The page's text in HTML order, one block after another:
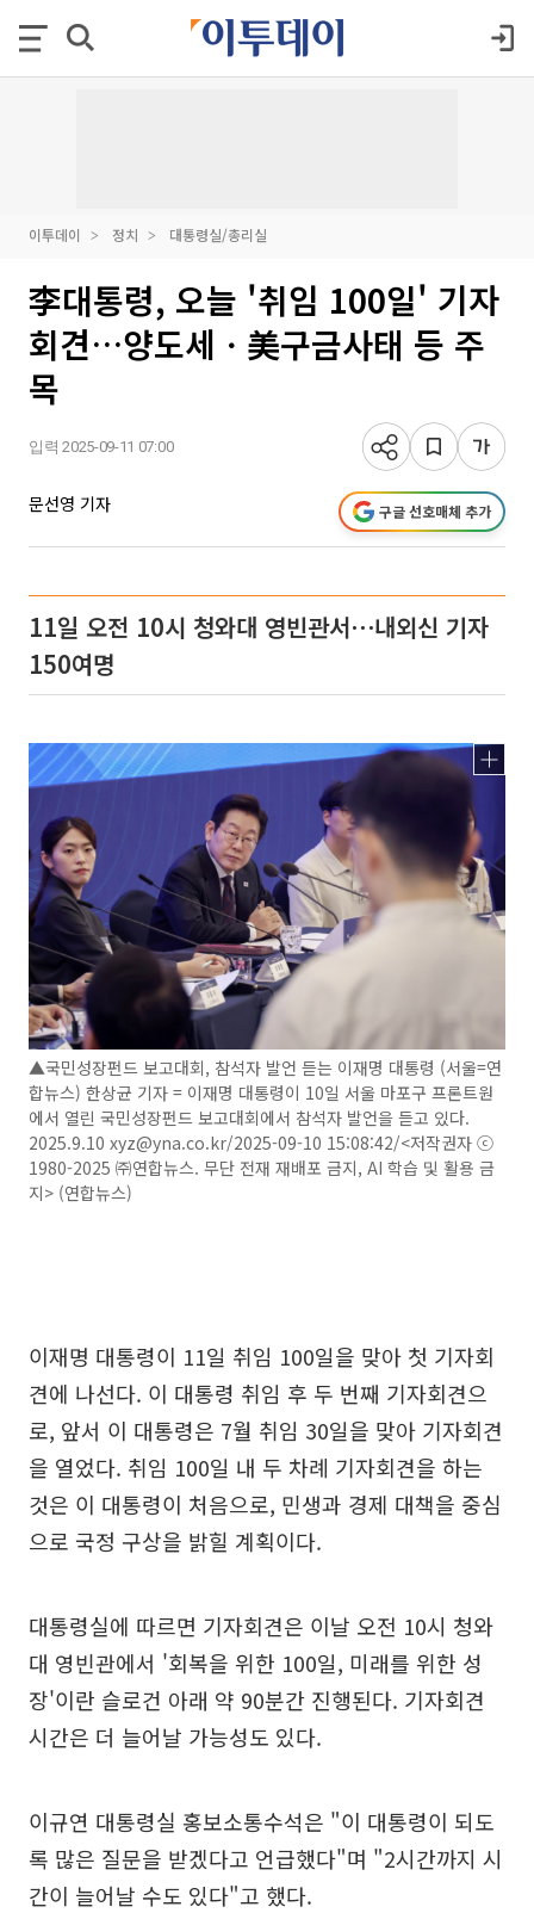
이투데이 정치 대통령실/총리실
李대통령, 오늘 '취임 100일' 기자
회견…양도세ㆍ美구금사태 등 주
목
입력 2025-09-11 07:00
문선영 기자 구글 선호매체 추가
11일 오전 10시 청와대 영빈관서⋯내외신 기자
150여명
▲국민성장펀드 보고대회, 참석자 발언 듣는 이재명 대통령 (서울=연
합뉴스) 한상균 기자 = 이재명 대통령이 10일 서울 마포구 프론트원
에서 열린 국민성장펀드 보고대회에서 참석자 발언을 듣고 있다.
2025.9.10 xyz@yna.co.kr/2025-09-10 15:08:42/<저작권자 ⓒ
1980-2025 ㈜연합뉴스. 무단 전재 재배포 금지, AI 학습 및 활용 금
지> (연합뉴스)
이재명 대통령이 11일 취임 100일을 맞아 첫 기자회
견에 나선다. 이 대통령 취임 후 두 번째 기자회견으
로, 앞서 이 대통령은 7월 취임 30일을 맞아 기자회견
을 열었다. 취임 100일 내 두 차례 기자회견을 하는
것은 이 대통령이 처음으로, 민생과 경제 대책을 중심
으로 국정 구상을 밝힐 계획이다.
대통령실에 따르면 기자회견은 이날 오전 10시 청와
대 영빈관에서 '회복을 위한 100일, 미래를 위한 성
장'이란 슬로건 아래 약 90분간 진행된다. 기자회견
시간은 더 늘어날 가능성도 있다.
이규연 대통령실 홍보소통수석은 "이 대통령이 되도
록 많은 질문을 받겠다고 언급했다"며 "2시간까지 시
간이 늘어날 수도 있다"고 했다.